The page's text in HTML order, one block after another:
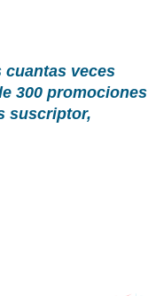
veces
300 promociones
suscriptor,